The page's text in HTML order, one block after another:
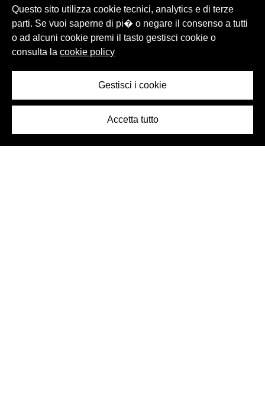
Questo sito utilizza cookie tecnici, analytics e di terze
parti. Se vuoi saperne di pi� o negare il consenso a tutti
o ad alcuni cookie premi il tasto gestisci cookie o
consulta la cookie policy
Gestisci i cookie
Accetta tutto